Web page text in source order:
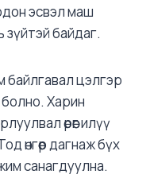
эсвэл маш
зүйтэй байдаг.
байлгавал цэлгэр
болно. Харин
өрөөг илүү
өнгөөр дагнаж бүх
санагдуулна.